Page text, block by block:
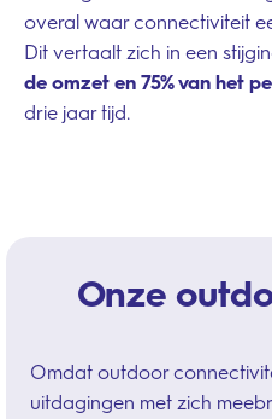
overal waar connectiviteit
Dit vertaalt zich in een
de omzet en 75% van het
drie jaar tijd.
Onze
Omdat outdoor
uitdagingen met zich